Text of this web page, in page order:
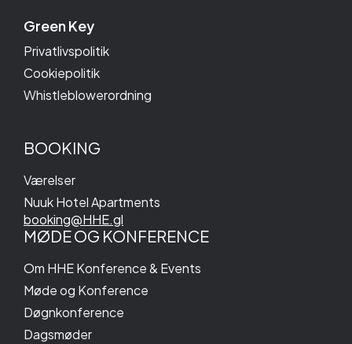
Green Key
Privatlivspolitik
Cookiepolitik
Whistleblowerordning
BOOKING
Værelser
Nuuk Hotel Apartments
booking@HHE.gl
MØDE OG KONFERENCE
Om HHE Konference & Events
Møde og Konference
Døgnkonference
Dagsmøder